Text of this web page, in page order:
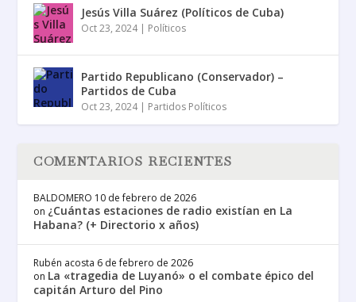
Jesús Villa Suárez (Políticos de Cuba)
Oct 23, 2024| Políticos
Partido Republicano (Conservador) –
Partidos de Cuba
Oct 23, 2024| Partidos Políticos
COMENTARIOS RECIENTES
BALDOMERO 10 de febrero de 2026
on ¿Cuántas estaciones de radio existían en La
Habana? (+ Directorio x años)
Rubén acosta 6 de febrero de 2026
on La «tragedia de Luyanó» o el combate épico del
capitán Arturo del Pino